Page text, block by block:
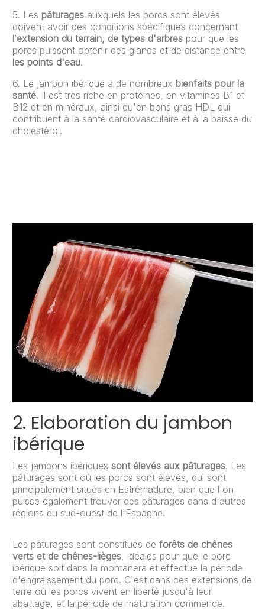
5. Les pâturages auxquels les porcs sont élevés
doivent avoir des conditions spécifiques concernant
l’extension du terrain, de types d'arbres pour que les
porcs puissent obtenir des glands et de distance entre
les points d'eau.
6. Le jambon ibérique a de nombreux bienfaits pour la
santé. Il est très riche en protéines, en vitamines B1 et
B12 et en minéraux, ainsi qu'en bons gras HDL qui
contribuent à la santé cardiovasculaire et à la baisse du
cholestérol.
2. Elaboration du jambon
ibérique
Les jambons ibériques sont élevés aux pâturages. Les
pâturages sont où les porcs sont élevés, qui sont
principalement situés en Estrémadure, bien que l'on
puisse également trouver des pâturages dans d'autres
régions du sud-ouest de l'Espagne.
Les pâturages sont constitués de forêts de chênes
verts et de chênes-lièges, idéales pour que le porc
ibérique soit dans la montanera et effectue la période
d'engraissement du porc. C'est dans ces extensions de
terre où les porcs vivent en liberté jusqu'à leur
abattage, et la période de maturation commence.